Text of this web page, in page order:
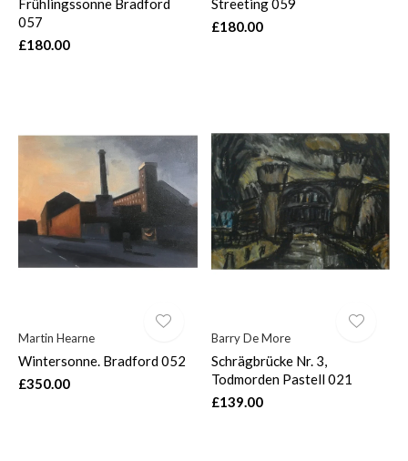
Frühlingssonne Bradford
057
£180.00
Streeting 059
£180.00
Martin Hearne
Wintersonne. Bradford 052
£350.00
Barry De More
Schrägbrücke Nr. 3,
Todmorden Pastell 021
£139.00